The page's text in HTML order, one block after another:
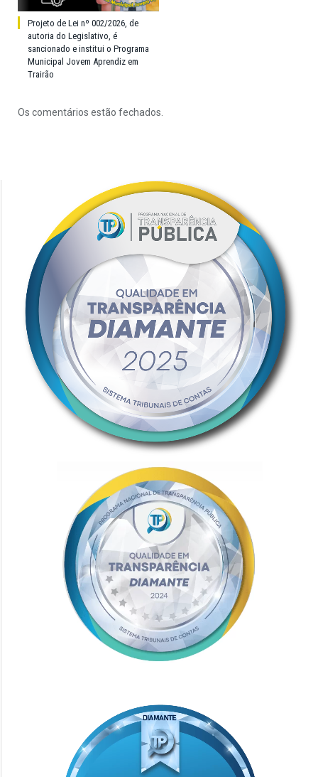
Projeto de Lei nº 002/2026, de
autoria do Legislativo, é
sancionado e institui o Programa
Municipal Jovem Aprendiz em
Trairão
Os comentários estão fechados.